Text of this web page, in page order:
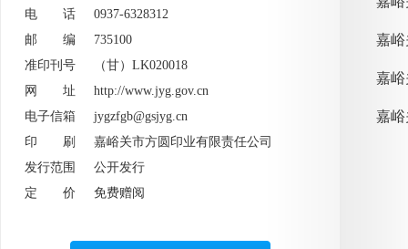
电 话 0937-6328312
邮 编 735100
准印刊号 （甘）LK020018
网 址 http://www.jyg.gov.cn
电子信箱 jygzfgb@gsjyg.cn
印 刷 嘉峪关市方圆印业有限责任公司
发行范围 公开发行
定 价 免费赠阅
嘉峪